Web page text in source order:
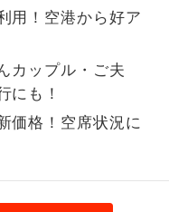
用！空港から好ア
カップル・ご夫
にも！
価格！空席状況に
ず、ガイドさんの説明
とができます。